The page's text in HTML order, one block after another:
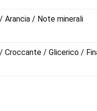
/ Note minerali
Croccante / Glicerico /